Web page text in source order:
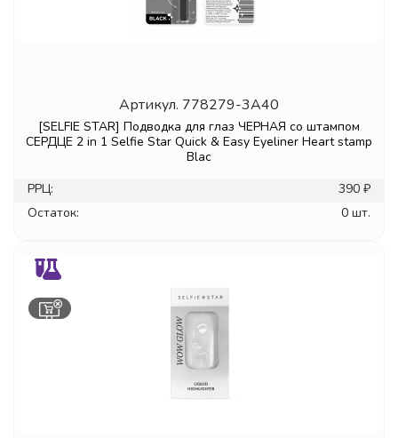
Артикул. 778279-3A40
[SELFIE STAR] Подводка для глаз ЧЕРНАЯ со штампом
СЕРДЦЕ 2 in 1 Selfie Star Quick & Easy Eyeliner Heart stamp
Blac
РРЦ:
390 ₽
Остаток:
0 шт.